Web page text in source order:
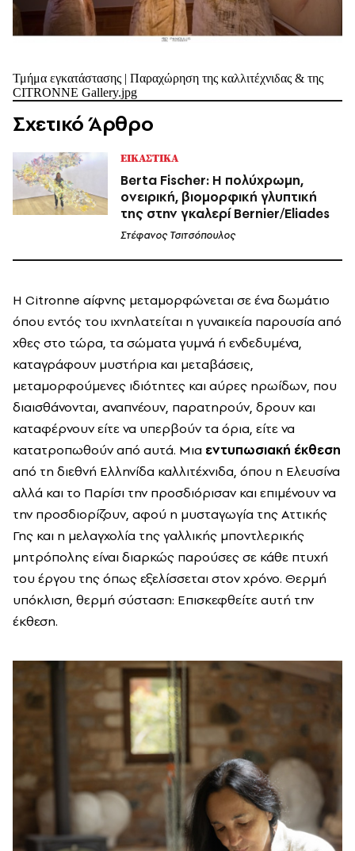
Τμήμα εγκατάστασης | Παραχώρηση της καλλιτέχνιδας & της
CITRONNE Gallery.jpg
Σχετικό Άρθρο
ΕΙΚΑΣΤΙΚΑ
Berta Fischer: Η πολύχρωμη,
ονειρική, βιομορφική γλυπτική
της στην γκαλερί Bernier/Eliades
Στέφανος Τσιτσόπουλος
Η Citronne αίφνης μεταμορφώνεται σε ένα δωμάτιο
όπου εντός του ιχνηλατείται η γυναικεία παρουσία από
χθες στο τώρα, τα σώματα γυμνά ή ενδεδυμένα,
καταγράφουν μυστήρια και μεταβάσεις,
μεταμορφούμενες ιδιότητες και αύρες ηρωίδων, που
διαισθάνονται, αναπνέουν, παρατηρούν, δρουν και
καταφέρνουν είτε να υπερβούν τα όρια, είτε να
κατατροπωθούν από αυτά. Μια εντυπωσιακή έκθεση
από τη διεθνή Ελληνίδα καλλιτέχνιδα, όπου η Ελευσίνα
αλλά και το Παρίσι την προσδιόρισαν και επιμένουν να
την προσδιορίζουν, αφού η μυσταγωγία της Αττικής
Γης και η μελαγχολία της γαλλικής μποντλερικής
μητρόπολης είναι διαρκώς παρούσες σε κάθε πτυχή
του έργου της όπως εξελίσσεται στον χρόνο. Θερμή
υπόκλιση, θερμή σύσταση: Επισκεφθείτε αυτή την
έκθεση.